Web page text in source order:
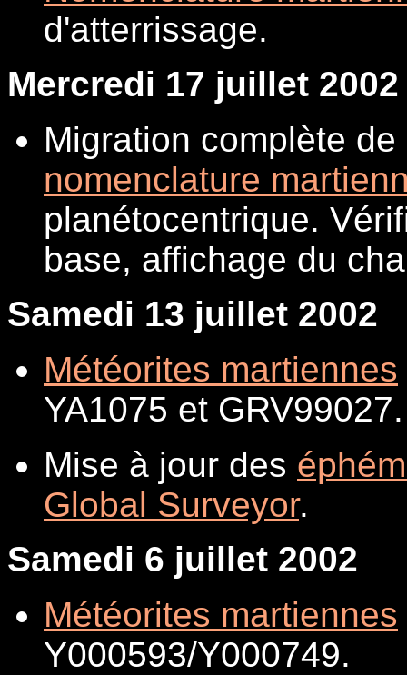
d'atterrissage.
Mercredi 17 juillet 2002
Migration complète
nomenclature
planétocentrique.
base, affichage du
Samedi 13 juillet 2002
Météorites martiennes
YA1075 et GRV99027.
Mise à jour des
Global Surveyor.
Samedi 6 juillet 2002
Météorites martiennes
Y000593/Y000749.